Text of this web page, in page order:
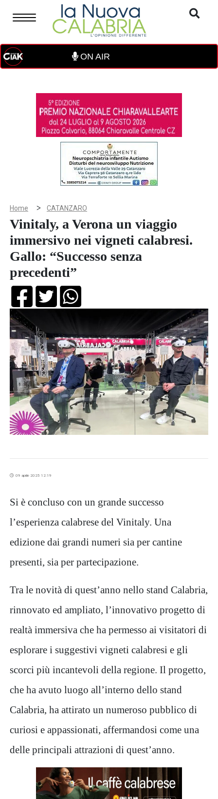
ON AIR
Home > CATANZARO
Vinitaly, a Verona un viaggio
immersivo nei vigneti calabresi.
Gallo: “Successo senza
precedenti”
09 aprile 2025 12:19
Si è concluso con un grande successo
l’esperienza calabrese del Vinitaly. Una
edizione dai grandi numeri sia per cantine
presenti, sia per partecipazione.
Tra le novità di quest’anno nello stand Calabria,
rinnovato ed ampliato, l’innovativo progetto di
realtà immersiva che ha permesso ai visitatori di
esplorare i suggestivi vigneti calabresi e gli
scorci più incantevoli della regione. Il progetto,
che ha avuto luogo all’interno dello stand
Calabria, ha attirato un numeroso pubblico di
curiosi e appassionati, affermandosi come una
delle principali attrazioni di quest’anno.